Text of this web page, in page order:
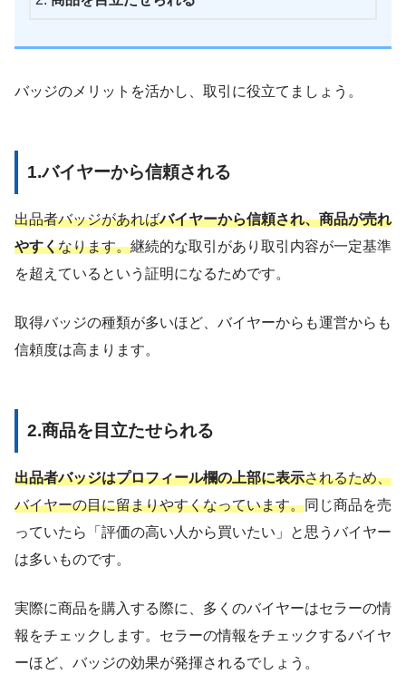
バッジのメリットを活かし、取引に役立てましょう。
1.バイヤーから信頼される
出品者バッジがあればバイヤーから信頼され、商品が売れ
やすくなります。継続的な取引があり取引内容が一定基準
を超えているという証明になるためです。
取得バッジの種類が多いほど、バイヤーからも運営からも
信頼度は高まります。
2.商品を目立たせられる
出品者バッジはプロフィール欄の上部に表示されるため、
バイヤーの目に留まりやすくなっています。同じ商品を売
っていたら「評価の高い人から買いたい」と思うバイヤー
は多いものです。
実際に商品を購入する際に、多くのバイヤーはセラーの情
報をチェックします。セラーの情報をチェックするバイヤ
ーほど、バッジの効果が発揮されるでしょう。